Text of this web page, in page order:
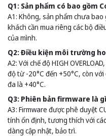
Q1: Sản phẩm có bao gồm
A1: Không, sản phẩm chưa
khách cần mua riêng các bộ
của mình.
Q2: Điều kiện môi trường
A2: Với chế độ HIGH
độ từ -20°C đến +50°C, còn với
đa là +40°C.
Q3: Phiên bản firmware là
A3: Firmware được phê duyệt
tính ổn định, tương thích với
dàng cập nhật, bảo trì.